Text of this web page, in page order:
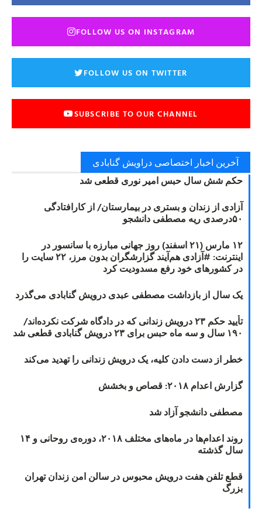
FOLLOW US ON INSTAGRAM
FOLLOW US ON TWITTER
SUBSCRIBE TO OUR CHANNEL
آخرین اخبار اختصاصی دراویش گنابادی
حکم شش سال حبس امیر نوری قطعی شد
آزادی از زندان و بستری در بیمارستان/ از کارافتادگی
۵۰درصدی ریه مصطفی دانشجو
۱۲ مارس (۲۱ اسفند) روز جهانی مبارزه با سانسور در
اینترنت: #آزادی هم‌آیند گزارشگران‌ بدون مرز، ۲۲ سایت را
در کشورهای خود رفع مسدودیت کرد
یک سال از بازداشت مصطفی عبدی درویش گنابادی می‌گذرد
تأیید حکم ۲۳ درویش زندانی که در دادگاه شرکت نکرده‌اند/
۱۹۰ سال و سه ماه حبس برای ۲۳ درویش گنابادی قطعی شد
خطر از دست دادن کلیه، یک درویش زندانی را تهدید می‌کند
گزارش اعدام ۲۰۱۸: قصاص و بخشش
مصطفی دانشجو آزاد شد
روند اعدام‌ها در ماه‌های مختلف ۲۰۱۸، دوره‌ی روحانی و ۱۴
سال گذشته
قطع تلفن هفت درویش محبوس در سالن امن زندان تهران
بزرگ